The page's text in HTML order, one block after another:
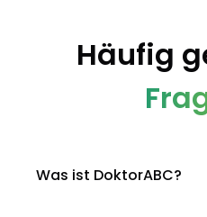
Häufig
Was ist DoktorABC?